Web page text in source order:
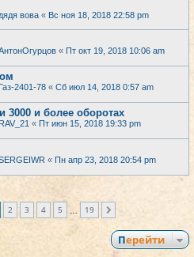
дядя вова « Вс ноя 18, 2018 22:58 pm
« Пт окт 19, 2018 10:06 am
Газ-2401-78 « Сб июл 14, 2018 0:57 am
3000 и более оборотах
RAV_21 « Пт июн 15, 2018 19:33 pm
« Пн апр 23, 2018 20:54 pm
из
2 3 4 5 19
Перейти